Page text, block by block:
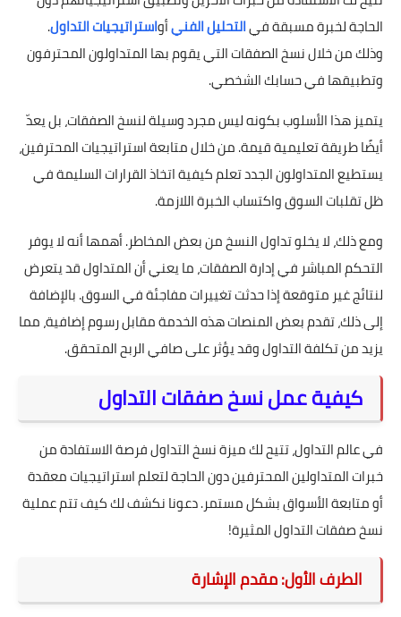
الحاجة لخبرة مسبقة فيالتحليل الفنيأواستراتيجيات التداول.
وذلك من خلال نسخ الصفقات التي يقوم بها المتداولون المحترفون
وتطبيقها في حسابك الشخصي.
يتميز هذا الأسلوب بكونه ليس مجرد وسيلة لنسخ الصفقات، بل يعدّ
أيضًا طريقة تعليمية قيمة. من خلال متابعة استراتيجيات المحترفين،
يستطيع المتداولون الجدد تعلم كيفية اتخاذ القرارات السليمة في
ظل تقلبات السوق واكتساب الخبرة اللازمة.
ومع ذلك، لا يخلو تداول النسخ من بعض المخاطر. أهمها أنه لا يوفر
التحكم المباشر في إدارة الصفقات، ما يعني أن المتداول قد يتعرض
لنتائج غير متوقعة إذا حدثت تغييرات مفاجئة في السوق. بالإضافة
إلى ذلك، تقدم بعض المنصات هذه الخدمة مقابل رسوم إضافية، مما
يزيد من تكلفة التداول وقد يؤثر على صافي الربح المتحقق.
كيفية عمل نسخ صفقات التداول
في عالم التداول، تتيح لك ميزة نسخ التداول فرصة الاستفادة من
خبرات المتداولين المحترفين دون الحاجة لتعلم استراتيجيات معقدة
أو متابعة الأسواق بشكل مستمر. دعونا نكشف لك كيف تتم عملية
نسخ صفقات التداول المثيرة!
الطرف الأول: مقدم الإشارة